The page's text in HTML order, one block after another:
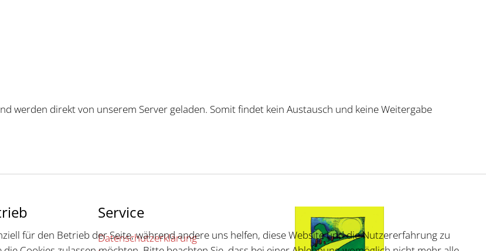
werden direkt von unserem Server geladen. Somit findet kein Austausch und keine Weitergabe
Service
Datenschutzerklärung
für den Betrieb der Seite, während andere uns helfen, diese Website und die Nutzererfahrung zu